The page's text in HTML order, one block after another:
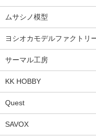
ムサシノ模型
ヨシオカモデルファクトリ
サーマル工房
KK HOBBY
Quest
SAVOX